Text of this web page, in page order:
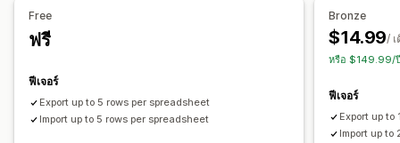
รายงานข้อมูลในอดีต
การนำเข้าและส่งออกข้อมูล
ซิงค์ข้อมูล
Free
ฟรี
ฟีเจอร์
Export up to 5 rows per spreadsheet
Import up to 5 rows per spreadsheet
Bronze
$14.99/
หรือ $149.99/
ฟีเจอร์
Export up
Import up